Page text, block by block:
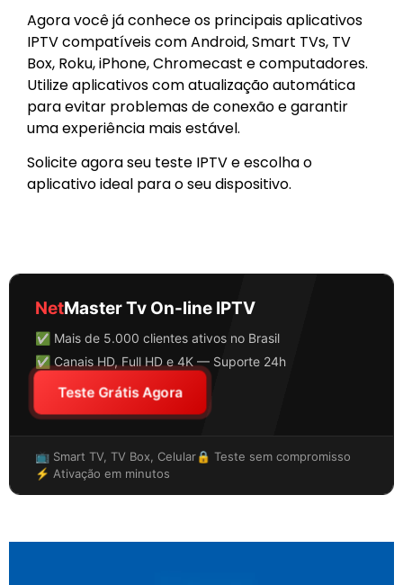
Agora você já conhece os principais aplicativos
IPTV compatíveis com Android, Smart TVs, TV
Box, Roku, iPhone, Chromecast e computadores.
Utilize aplicativos com atualização automática
para evitar problemas de conexão e garantir
uma experiência mais estável.
Solicite agora seu teste IPTV e escolha o
aplicativo ideal para o seu dispositivo.
NetMaster Tv On-line IPTV
✅ Mais de 5.000 clientes ativos no Brasil
✅ Canais HD, Full HD e 4K — Suporte 24h
Teste Grátis Agora
📺 Smart TV, TV Box, Celular🔒 Teste sem compromisso
⚡ Ativação em minutos